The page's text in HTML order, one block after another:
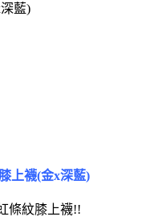
藍)
上襪(金x深藍)
條紋膝上襪!!